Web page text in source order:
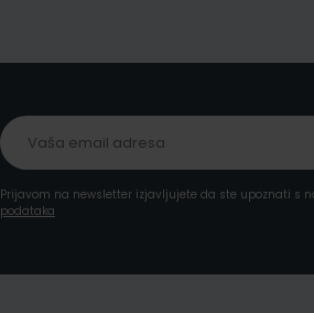
Prijavom na newsletter izjavljujete da ste upoznati s
podataka